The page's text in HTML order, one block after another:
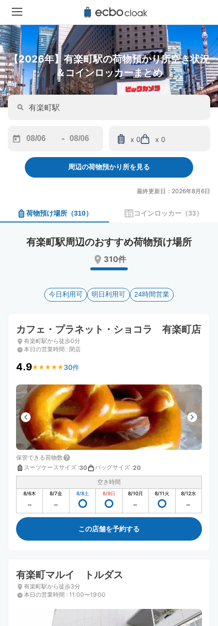
【2026年】有楽町駅の荷物預かり所空き状況
＆コインロッカーまとめ
forward
interact
calendar
and
a
date.
the
keyboard
shortcuts
for
changing
dates.
-
backward
to
interact
and
a
date.
mark
key
the
keyboard
shortcuts
for
changing
dates.
x 0 x 0
周辺の荷物預かり所を見る
最終更新日：2026年8月6日
荷物預け場所 （310） コインロッカー （33）
有楽町駅周辺のおすすめ荷物預け場所
310件
今日利用可 明日利用可 24時間営業
カフェ・プラネット・ショコラ 有楽町店
有楽町駅から徒歩0分
本日の営業時間 : 閉店
4.9★ ★ ★ ★ ★
★ ★ ★ ★ ★ 30件
保管できる荷物数
スーツケースサイズ :30 バッグサイズ :20
空き時間
8/6木 8/7金 8/8土 8/9日 8/10月 8/11火 8/12水
この店舗を予約する
有楽町マルイ トルダス
有楽町駅から徒歩3分
本日の営業時間 : 11:00〜19:00